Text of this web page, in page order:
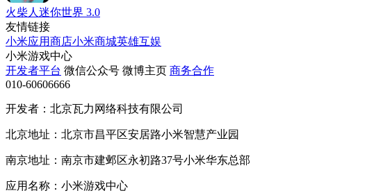
火柴人迷你世界 3.0
友情链接
小米应用商店小米商城英雄互娱
小米游戏中心
开发者平台 微信公众号 微博主页 商务合作
010-60606666
开发者：北京瓦力网络科技有限公司
北京地址：北京市昌平区安居路小米智慧产业园
南京地址：南京市建邺区永初路37号小米华东总部
应用名称：小米游戏中心